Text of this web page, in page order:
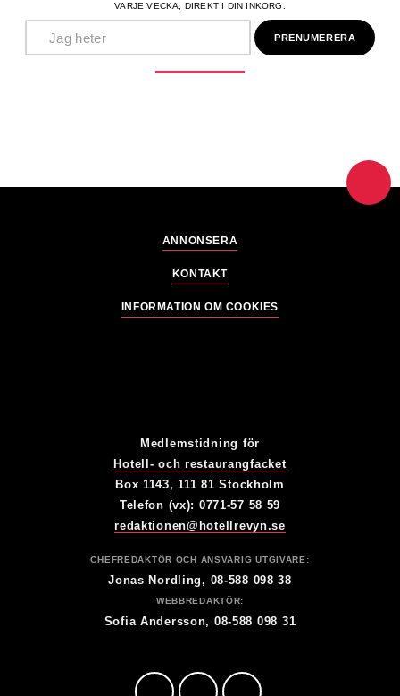
VARJE VECKA, DIREKT I DIN INKORG.
ANNONSERA
KONTAKT
INFORMATION OM COOKIES
Medlemstidning för
Hotell- och restaurangfacket
Box 1143, 111 81 Stockholm
Telefon (vx): 0771-57 58 59
redaktionen@hotellrevyn.se
CHEFREDAKTÖR OCH ANSVARIG UTGIVARE:
Jonas Nordling, 08-588 098 38
WEBBREDAKTÖR:
Sofia Andersson, 08-588 098 31